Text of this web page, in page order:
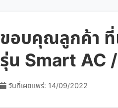
ขอบคุณลูกค้า ที่
รุ่น Smart AC
วันที่เผยแพร่: 14/09/2022